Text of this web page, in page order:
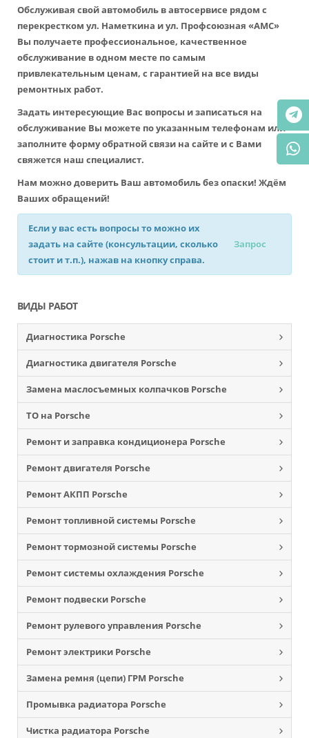
Обслуживая свой автомобиль в автосервисе рядом с
перекрестком ул. Наметкина и ул. Профсоюзная «АМС»
Вы получаете профессиональное, качественное
обслуживание в одном месте по самым
привлекательным ценам, с гарантией на все виды
ремонтных работ.
Задать интересующие Вас вопросы и записаться на
обслуживание Вы можете по указанным телефонам или
заполните форму обратной связи на сайте и с Вами
свяжется наш специалист.
Нам можно доверить Ваш автомобиль без опаски! Ждём
Ваших обращений!
Если у вас есть вопросы то можно их
задать на сайте (консультации, сколько
стоит и т.п.), нажав на кнопку справа.
Запрос
ВИДЫ РАБОТ
Диагностика Porsche
Диагностика двигателя Porsche
Замена маслосъемных колпачков Porsche
ТО на Porsche
Ремонт и заправка кондиционера Porsche
Ремонт двигателя Porsche
Ремонт АКПП Porsche
Ремонт топливной системы Porsche
Ремонт тормозной системы Porsche
Ремонт системы охлаждения Porsche
Ремонт подвески Porsche
Ремонт рулевого управления Porsche
Ремонт электрики Porsche
Замена ремня (цепи) ГРМ Porsche
Промывка радиатора Porsche
Чистка радиатора Porsche